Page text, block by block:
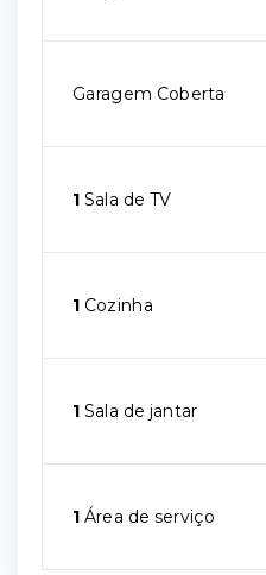
Garagem Coberta
1 Sala de TV
1 Cozinha
1 Sala de jantar
1 Área de serviço